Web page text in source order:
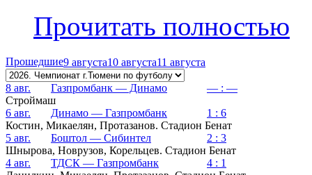
Прочитать полностью
Прошедшие9 августа10 августа11 августа
8 авг. Газпромбанк — Динамо
— : —
Строймаш
6 авг.
Динамо — Газпромбанк
1 : 6
Костин, Микаелян, Протазанов. Стадион Бенат
5 авг.
Боштол — Сибинтел
2 : 3
Шнырова, Новрузов, Корельцев. Стадион Бенат
4 авг.
ТДСК — Газпромбанк
4 : 1